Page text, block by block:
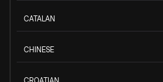
CATALAN
CHINESE